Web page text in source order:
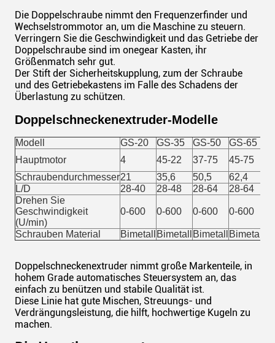
Die Doppelschraube nimmt den Frequenzerfinder und
Wechselstrommotor an, um die Maschine zu steuern.
Verringern Sie die Geschwindigkeit und das Getriebe der
Doppelschraube sind im onegear Kasten, ihr
Größenmatch sehr gut.
Der Stift der Sicherheitskupplung, zum der Schraube
und des Getriebekastens im Falle des Schadens der
Überlastung zu schützen.
Doppelschneckenextruder-Modelle
Modell GS-20 GS-35 GS-50 GS-65
Hauptmotor
4 45-22 37-75 45-75
Schraubendurchmesser21 35,6 50,5 62,4
L/D
28-40 28-48 28-64 28-64
Drehen Sie
Geschwindigkeit
(U/min)
0-600 0-600 0-600 0-600
Schrauben Material Bimetall Bimetall Bimetall Bimetall
Doppelschneckenextruder nimmt große Markenteile, in
hohem Grade automatisches Steuersystem an, das
einfach zu benützen und stabile Qualität ist.
Diese Linie hat gute Mischen, Streuungs- und
Verdrängungsleistung, die hilft, hochwertige Kugeln zu
machen.